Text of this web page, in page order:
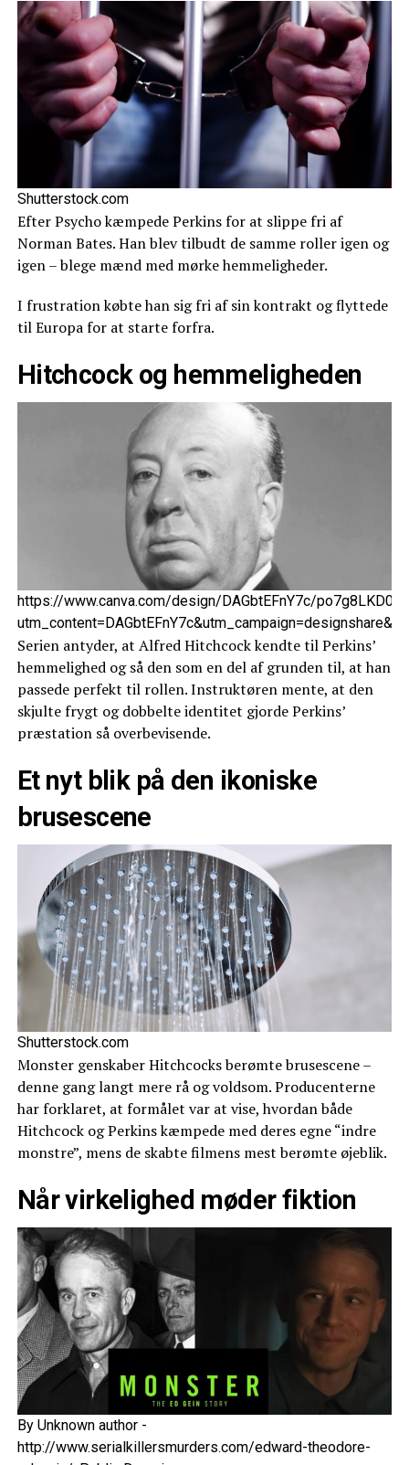
Shutterstock.com
Efter Psycho kæmpede Perkins for at slippe fri af
Norman Bates. Han blev tilbudt de samme roller igen og
igen – blege mænd med mørke hemmeligheder.
I frustration købte han sig fri af sin kontrakt og flyttede
til Europa for at starte forfra.
Hitchcock og hemmeligheden
https://www.canva.com/design/DAGbtEFnY7c/
Serien antyder, at Alfred Hitchcock kendte til Perkins’
hemmelighed og så den som en del af grunden til, at han
passede perfekt til rollen. Instruktøren mente, at den
skjulte frygt og dobbelte identitet gjorde Perkins’
præstation så overbevisende.
Et nyt blik på den ikoniske
brusescene
Shutterstock.com
Monster genskaber Hitchcocks berømte brusescene –
denne gang langt mere rå og voldsom. Producenterne
har forklaret, at formålet var at vise, hvordan både
Hitchcock og Perkins kæmpede med deres egne “indre
monstre”, mens de skabte filmens mest berømte øjeblik.
Når virkelighed møder fiktion
By Unknown author -
http://www.serialkillersmurders.com/edward-theodore-